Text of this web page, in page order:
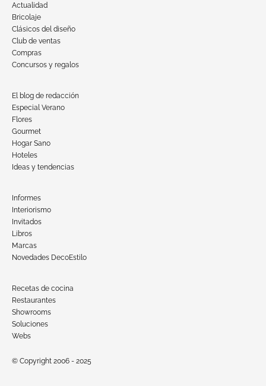
Actualidad
Bricolaje
Clásicos del diseño
Club de ventas
Compras
Concursos y regalos
El blog de redacción
Especial Verano
Flores
Gourmet
Hogar Sano
Hoteles
Ideas y tendencias
Informes
Interiorismo
Invitados
Libros
Marcas
Novedades DecoEstilo
Recetas de cocina
Restaurantes
Showrooms
Soluciones
Webs
© Copyright 2006 - 2025